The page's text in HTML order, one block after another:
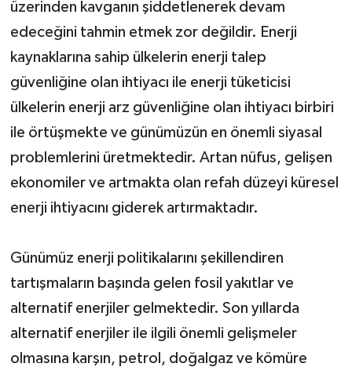
üzerinden kavganın şiddetlenerek devam
edeceğini tahmin etmek zor değildir. Enerji
kaynaklarına sahip ülkelerin enerji talep
güvenliğine olan ihtiyacı ile enerji tüketicisi
ülkelerin enerji arz güvenliğine olan ihtiyacı birbiri
ile örtüşmekte ve günümüzün en önemli siyasal
problemlerini üretmektedir. Artan nüfus, gelişen
ekonomiler ve artmakta olan refah düzeyi küresel
enerji ihtiyacını giderek artırmaktadır.
Günümüz enerji politikalarını şekillendiren
tartışmaların başında gelen fosil yakıtlar ve
alternatif enerjiler gelmektedir. Son yıllarda
alternatif enerjiler ile ilgili önemli gelişmeler
olmasına karşın, petrol, doğalgaz ve kömüre